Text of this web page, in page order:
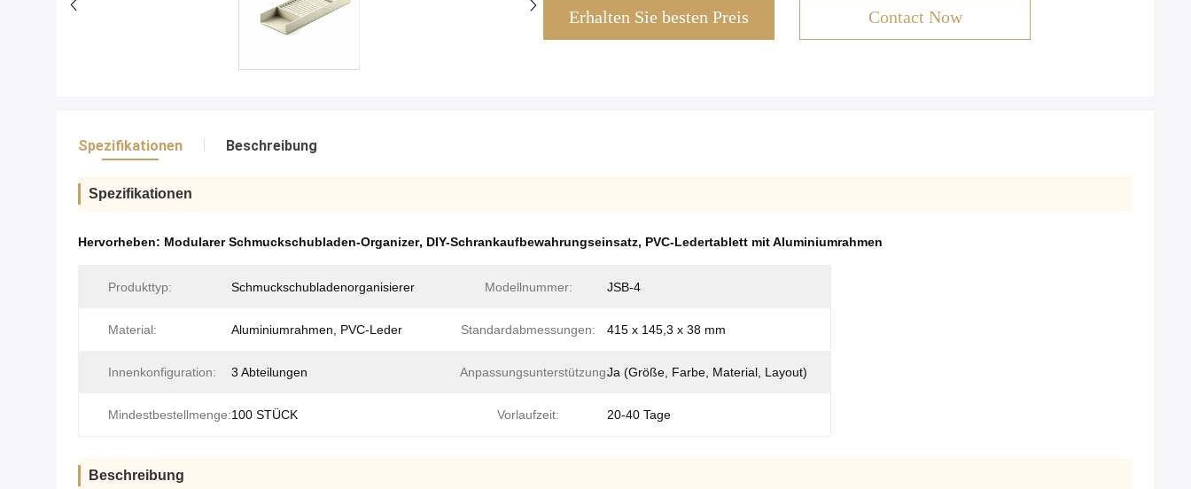
Erhalten Sie besten Preis Contact Now
Spezifikationen Beschreibung
Spezifikationen
Hervorheben: Modularer Schmuckschubladen-Organizer, DIY-Schrankaufbewahrungseinsatz, PVC-Ledertablett mit Aluminiumrahmen
Produkttyp: Schmuckschubladenorganisierer Modellnummer: JSB-4
Material: Aluminiumrahmen, PVC-Leder Standardabmessungen: 415 x 145,3 x 38 mm
Innenkonfiguration: 3 Abteilungen Anpassungsunterstützung:Ja (Größe, Farbe, Material, Layout)
Mindestbestellmenge:100 STÜCK Vorlaufzeit: 20-40 Tage
Beschreibung